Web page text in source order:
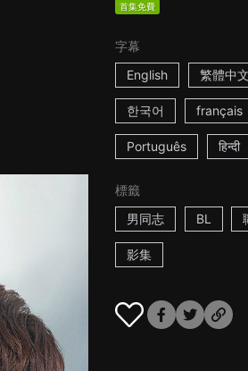
首集免費
字幕
English
繁體中文
한국어 français
Português हिन्दी
標籤
男同志
BL
影集